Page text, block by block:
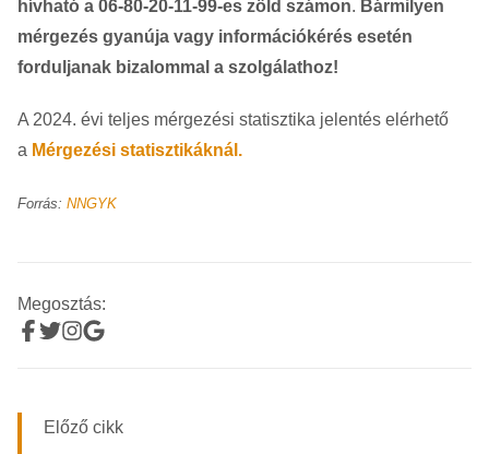
hívható a 06-80-20-11-99-es zöld számon. Bármilyen
mérgezés gyanúja vagy információkérés esetén
forduljanak bizalommal a szolgálathoz!
A 2024. évi teljes mérgezési statisztika jelentés elérhető
a Mérgezési statisztikáknál.
Forrás: NNGYK
Megosztás:
Előző cikk